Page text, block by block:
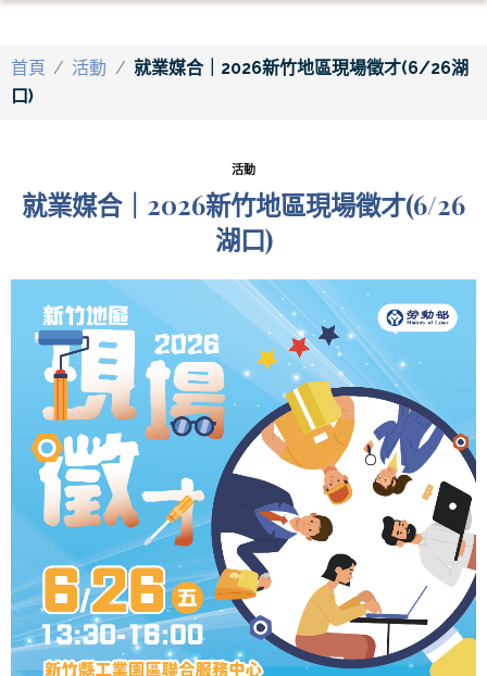
首頁 / 活動 / 就業媒合｜2026新竹地區現場徵才(6/26湖
口)
活動
就業媒合｜2026新竹地區現場徵才(6/26
湖口)